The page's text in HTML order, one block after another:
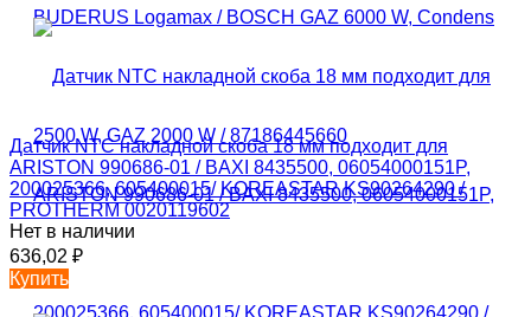
Датчик NTC накладной скоба 18 мм подходит для
ARISTON 990686-01 / BAXI 8435500, 06054000151P,
200025366, 605400015/ KOREASTAR KS90264290 /
PROTHERM 0020119602
Нет в наличии
636,02 ₽
Купить